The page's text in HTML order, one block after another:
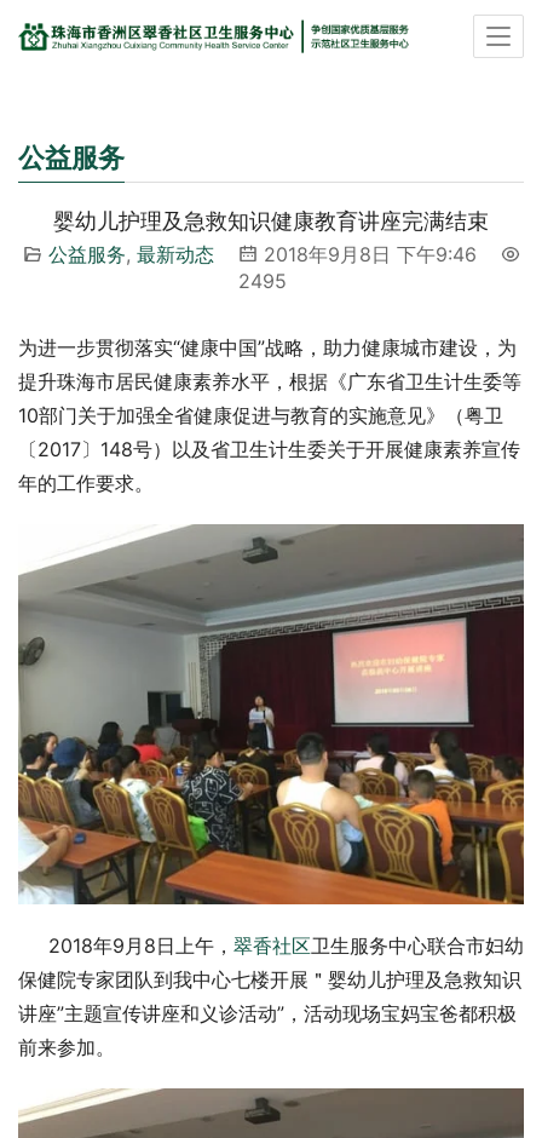
公益服务
婴幼儿护理及急救知识健康教育讲座完满结束
公益服务, 最新动态
2018年9月8日 下午9:46
2495
为进一步贯彻落实“健康中国”战略，助力健康城市建设，为
提升珠海市居民健康素养水平，根据《广东省卫生计生委等
10部门关于加强全省健康促进与教育的实施意见》（粤卫
〔2017〕148号）以及省卫生计生委关于开展健康素养宣传
年的工作要求。
2018年9月8日上午， 翠香社区卫生服务中心联合市妇幼
保健院专家团队到我中心七楼开展＂婴幼儿护理及急救知识
讲座”主题宣传讲座和义诊活动”，活动现场宝妈宝爸都积极
前来参加。